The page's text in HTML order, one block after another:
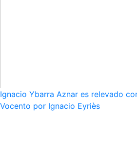
Ignacio Ybarra Aznar es relevado
Vocento por Ignacio Eyriès